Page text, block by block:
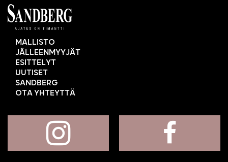
MALLISTO
JÄLLEENMYYJÄT
ESITTELYT
UUTISET
SANDBERG
OTA YHTEYTTÄ